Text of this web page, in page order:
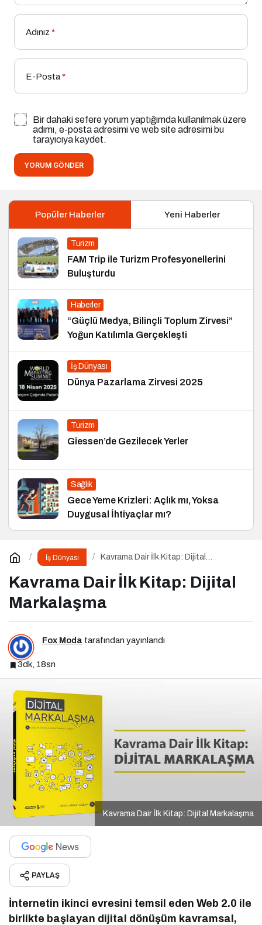
Adınız *
E-Posta*
Bir dahaki sefere yorum yaptığımda kullanılmak üzere
adımı, e-posta adresimi ve web site adresimi bu
tarayıcıya kaydet.
YORUM GÖNDER
Popüler Haberler Yeni Haberler
Turizm
FAM Trip ile Turizm Profesyonellerini
Buluşturdu
Haberler
“Güçlü Medya, Bilinçli Toplum Zirvesi”
Yoğun Katılımla Gerçekleşti
İş Dünyası
Dünya Pazarlama Zirvesi 2025
Turizm
Giessen’de Gezilecek Yerler
Sağlık
Gece Yeme Krizleri: Açlık mı, Yoksa
Duygusal İhtiyaçlar mı?
İş Dünyası
Kavrama Dair İlk Kitap: Dijital
Kavrama Dair İlk Kitap: Dijital
Markalaşma
Fox Moda tarafından yayınlandı
3dk, 18sn
Kavrama Dair İlk Kitap: Dijital Markalaşma
PAYLAŞ
İnternetin ikinci evresini temsil eden Web 2.0 ile
birlikte başlayan dijital dönüşüm kavramsal,